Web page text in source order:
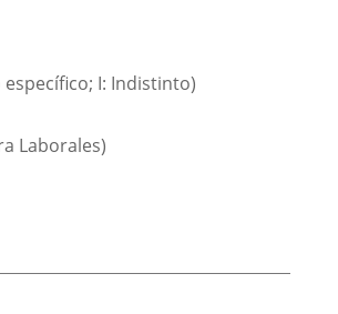
específico; I: Indistinto)
Laborales)